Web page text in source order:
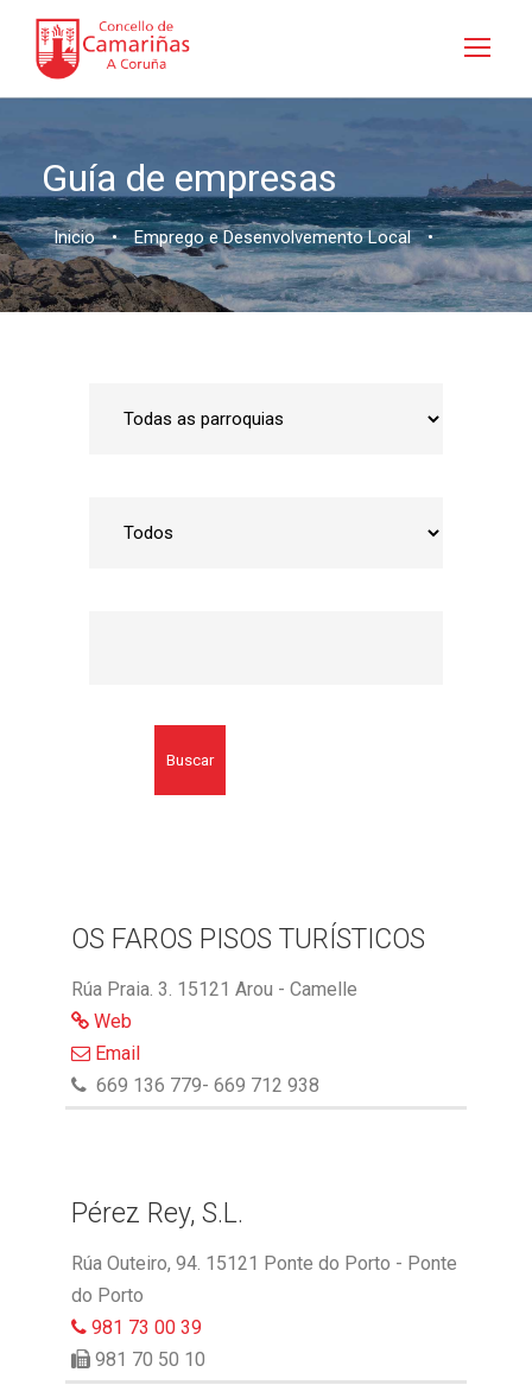
Guía de empresas
Inicio • Emprego e Desenvolvemento Local •
Buscar
OS FAROS PISOS TURÍSTICOS
Rúa Praia. 3. 15121 Arou - Camelle
Web
Email
669 136 779- 669 712 938
Pérez Rey, S.L.
Rúa Outeiro, 94. 15121 Ponte do Porto - Ponte
do Porto
981 73 00 39
981 70 50 10